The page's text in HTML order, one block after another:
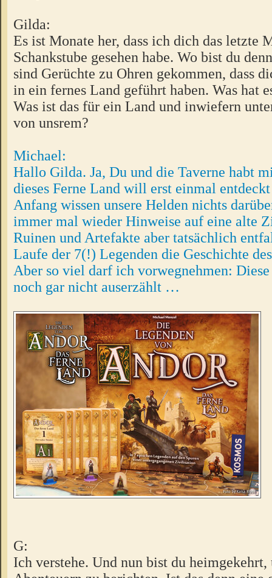
Gilda:
Es ist Monate her, dass ich dich das letzte
Schankstube gesehen habe. Wo bist du
sind Gerüchte zu Ohren gekommen, dass
in ein fernes Land geführt haben. Was hat
Was ist das für ein Land und inwiefern
von unsrem?
Michael:
Hallo Gilda. Ja, Du und die Taverne habt
dieses Ferne Land will erst einmal
Anfang wissen unsere Helden nichts
immer mal wieder Hinweise auf eine alte
Ruinen und Artefakte aber tatsächlich
Laufe der 7(!) Legenden die Geschichte
Aber so viel darf ich vorwegnehmen:
noch gar nicht auserzählt …
G:
Ich verstehe. Und nun bist du heimgekehrt,